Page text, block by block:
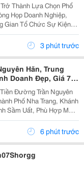
Thành Lựa Chọn Phổ
Họp Doanh Nghiệp,
Gian Tổ Chức Sự Kiện
Lớn, Rõ Nét Và Ổn
Được Hệ Thống...3 phút trước
Hãn, Trung
Doanh Đẹp, Giá 7,4
Đường Trần Nguyên
Phố Nha Trang, Khánh
Sầm Uất, Phù Hợp Mở
Hoặc Đầu Tư Cho
Thuê Lâu Dài. Thông Tin Chi Tiết. - Địa Chỉ: Số...6 phút trước